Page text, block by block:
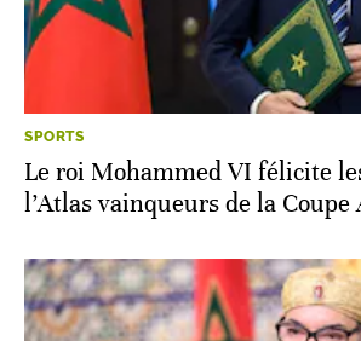
SPORTS
Le roi Mohammed VI félicite
l’Atlas vainqueurs de la Coupe